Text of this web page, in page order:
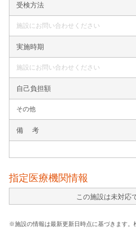
受検方法
施設にお問い合わせください
実施時期
施設にお問い合わせください
自己負担額
その他
備 考
指定医療機関情報
この施設は未対応
※施設の情報は最新更新日時点に基づきます。